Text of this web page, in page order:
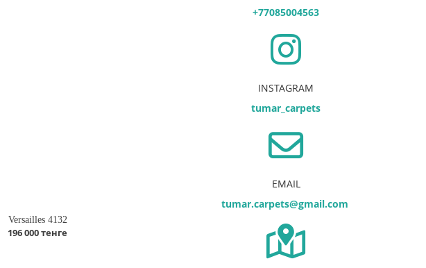
+77085004563
INSTAGRAM
tumar_carpets
EMAIL
tumar.carpets@gmail.com
Versailles 4132
196 000 тенге